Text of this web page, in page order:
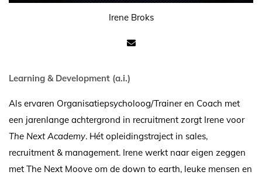
Irene Broks
Learning & Development (a.i.)
Als ervaren Organisatiepsycholoog/Trainer en Coach met
een jarenlange achtergrond in recruitment zorgt Irene voor
The Next Academy. Hét opleidingstraject in sales,
recruitment & management. Irene werkt naar eigen zeggen
met The Next Moove om de down to earth, leuke mensen en